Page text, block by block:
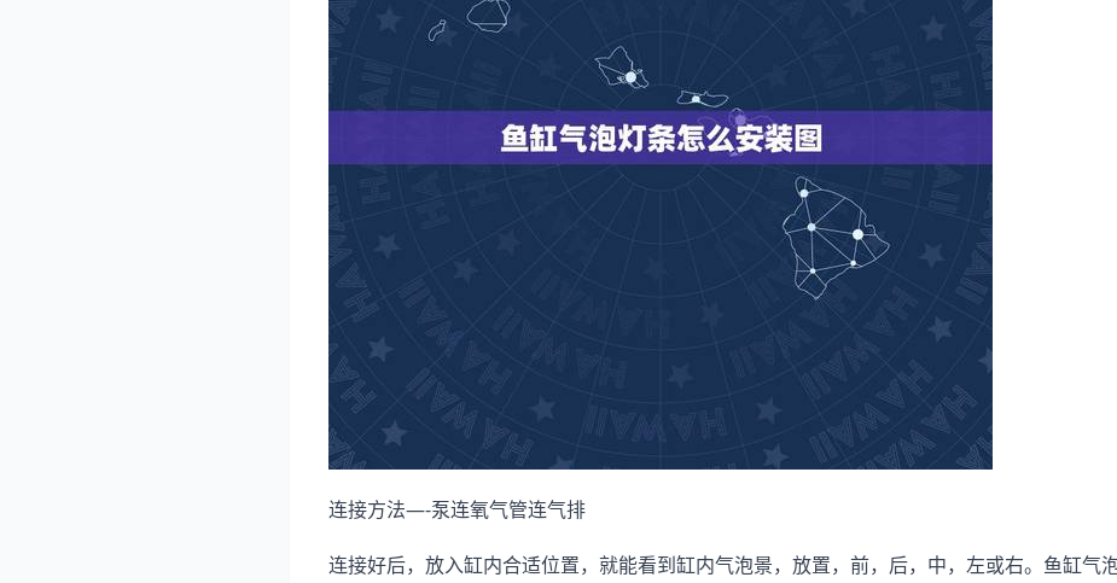
连接方法—-泵连氧气管连气排
连接好后，放入缸内合适位置，就能看到缸内气泡景，放置，前，后，中，左或右。鱼缸气泡